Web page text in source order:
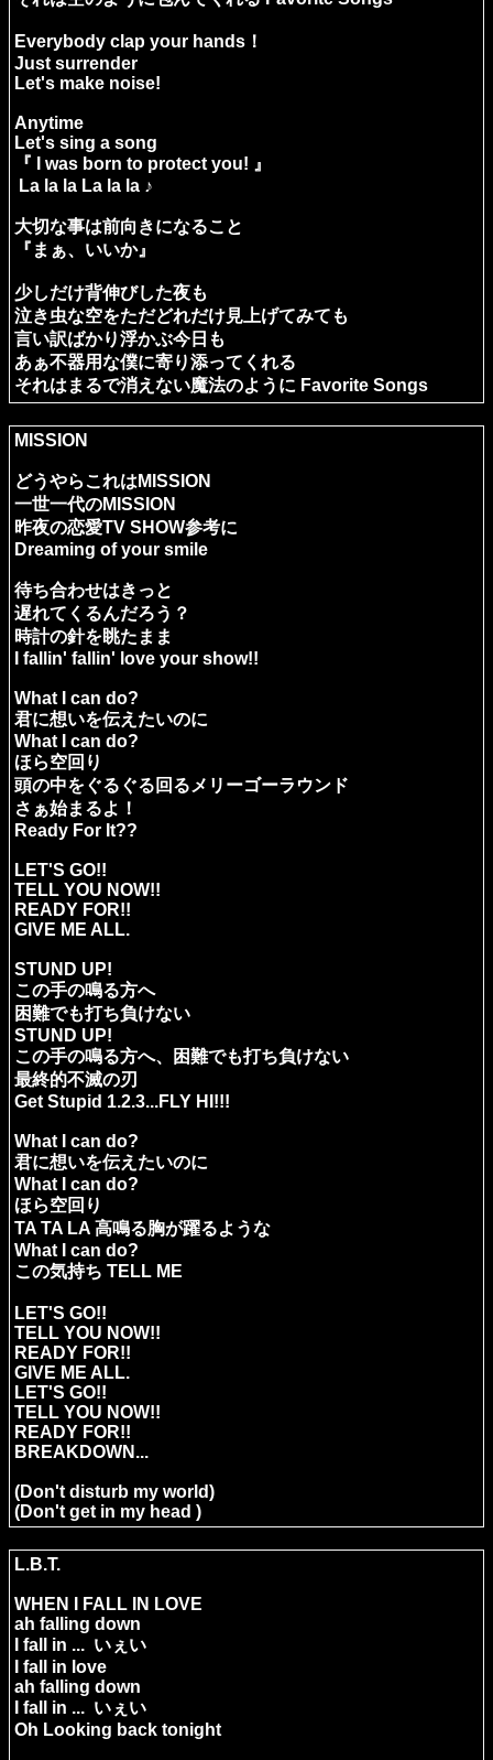
Everybody clap your hands！
Just surrender
Let's make noise!
Anytime
Let's sing a song
『 I was born to protect you! 』
La la la La la la ♪
大切な事は前向きになること
『まぁ、いいか』
少しだけ背伸びした夜も
泣き虫な空をただどれだけ見上げてみても
言い訳ばかり浮かぶ今日も
あぁ不器用な僕に寄り添ってくれる
それはまるで消えない魔法のように Favorite Songs
MISSION
どうやらこれはMISSION
一世一代のMISSION
昨夜の恋愛TV SHOW参考に
Dreaming of your smile
待ち合わせはきっと
遅れてくるんだろう？
時計の針を眺たまま
I fallin' fallin' love your show!!
What I can do?
君に想いを伝えたいのに
What I can do?
ほら空回り
頭の中をぐるぐる回るメリーゴーラウンド
さぁ始まるよ！
Ready For It??
LET'S GO!!
TELL YOU NOW!!
READY FOR!!
GIVE ME ALL.
STUND UP!
この手の鳴る方へ
困難でも打ち負けない
STUND UP!
この手の鳴る方へ、困難でも打ち負けない
最終的不滅の刃
Get Stupid 1.2.3...FLY HI!!!
What I can do?
君に想いを伝えたいのに
What I can do?
ほら空回り
TA TA LA 高鳴る胸が躍るような
What I can do?
この気持ち TELL ME
LET'S GO!!
TELL YOU NOW!!
READY FOR!!
GIVE ME ALL.
LET'S GO!!
TELL YOU NOW!!
READY FOR!!
BREAKDOWN...
(Don't disturb my world)
(Don't get in my head )
L.B.T.
WHEN I FALL IN LOVE
ah falling down
I fall in ... いぇい
I fall in love
ah falling down
I fall in ... いぇい
Oh Looking back tonight